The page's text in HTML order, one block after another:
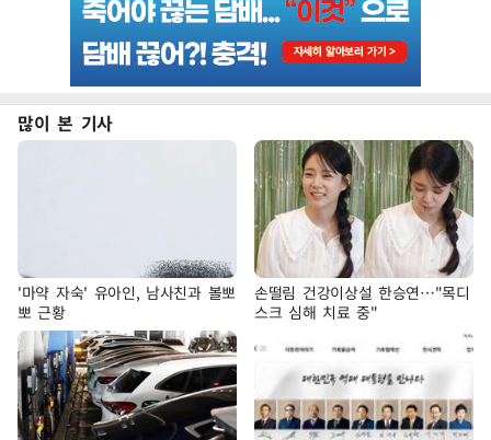
많이 본 기사
'마약 자숙' 유아인, 남사친과 볼뽀
뽀 근황
손떨림 건강이상설 한승연…"목디
스크 심해 치료 중"